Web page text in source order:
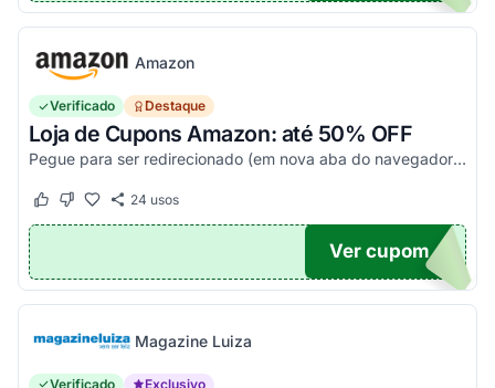
Amazon
Verificado Destaque
Loja de Cupons Amazon: até 50% OFF
Pegue para ser redirecionado (em nova aba do navegador) e acesse todos os cupons disponíveis da Amazon Brasil. Aproveite para economizar nesse link. Corra e garanta já o seu descon...
Este cupom funcionou
Este cupom não funcionou
24 usos
TICO
Ver cupom
Magazine Luiza
Verificado Exclusivo